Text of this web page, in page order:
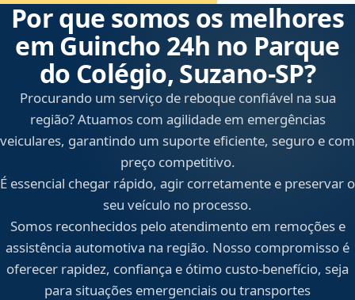
Por que somos os melhores
em Guincho 24h no Parque
do Colégio, Suzano‑SP?
Procurando um serviço de reboque confiável na sua
região? Atuamos com agilidade em emergências
veiculares, garantindo um suporte eficiente, seguro e com
preço competitivo.
É essencial chegar rápido, agir corretamente e preservar o
seu veículo no processo.
Somos reconhecidos pelo atendimento em remoções e
assistência automotiva na região. Nosso compromisso é
oferecer rapidez, confiança e ótimo custo-benefício, seja
para situações emergenciais ou transportes